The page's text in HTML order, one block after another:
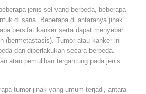
jenis sel yang berbeda, beberapa
di sana. Beberapa di antaranya jinak
bersifat kanker serta dapat menyebar
(bermetastasis). Tumor atau kanker ini
dan diperlakukan secara berbeda.
atau pemulihan tergantung pada jenis
tumor jinak yang umum terjadi, antara